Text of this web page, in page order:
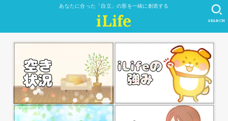
あなたに合った「自立」の形を一緒に創造する
iLife SEARCH